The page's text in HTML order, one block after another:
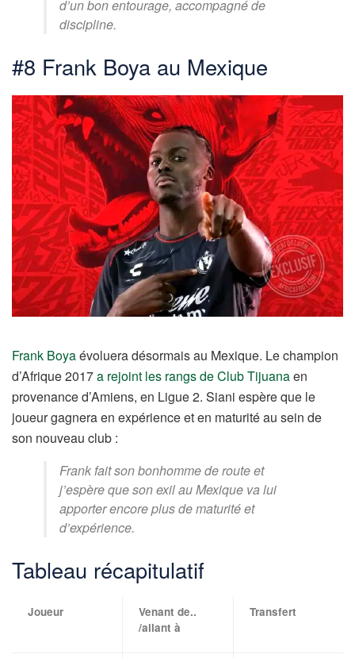
d’un bon entourage, accompagné de
discipline.
#8 Frank Boya au Mexique
Frank Boyaévoluera désormais au Mexique. Le champion
d’Afrique 2017a rejoint les rangs de Club Tijuanaen
provenance d’Amiens, en Ligue 2. Siani espère que le
joueur gagnera en expérience et en maturité au sein de
son nouveau club :
Frank fait son bonhomme de route et
j’espère que son exil au Mexique va lui
apporter encore plus de maturité et
d’expérience.
Tableau récapitulatif
Joueur
Venant de..
/allant à
Transfert